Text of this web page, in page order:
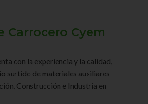
Carrocero Cyem
con la experiencia y la calidad,
surtido de materiales auxiliares
Construcción e Industria en